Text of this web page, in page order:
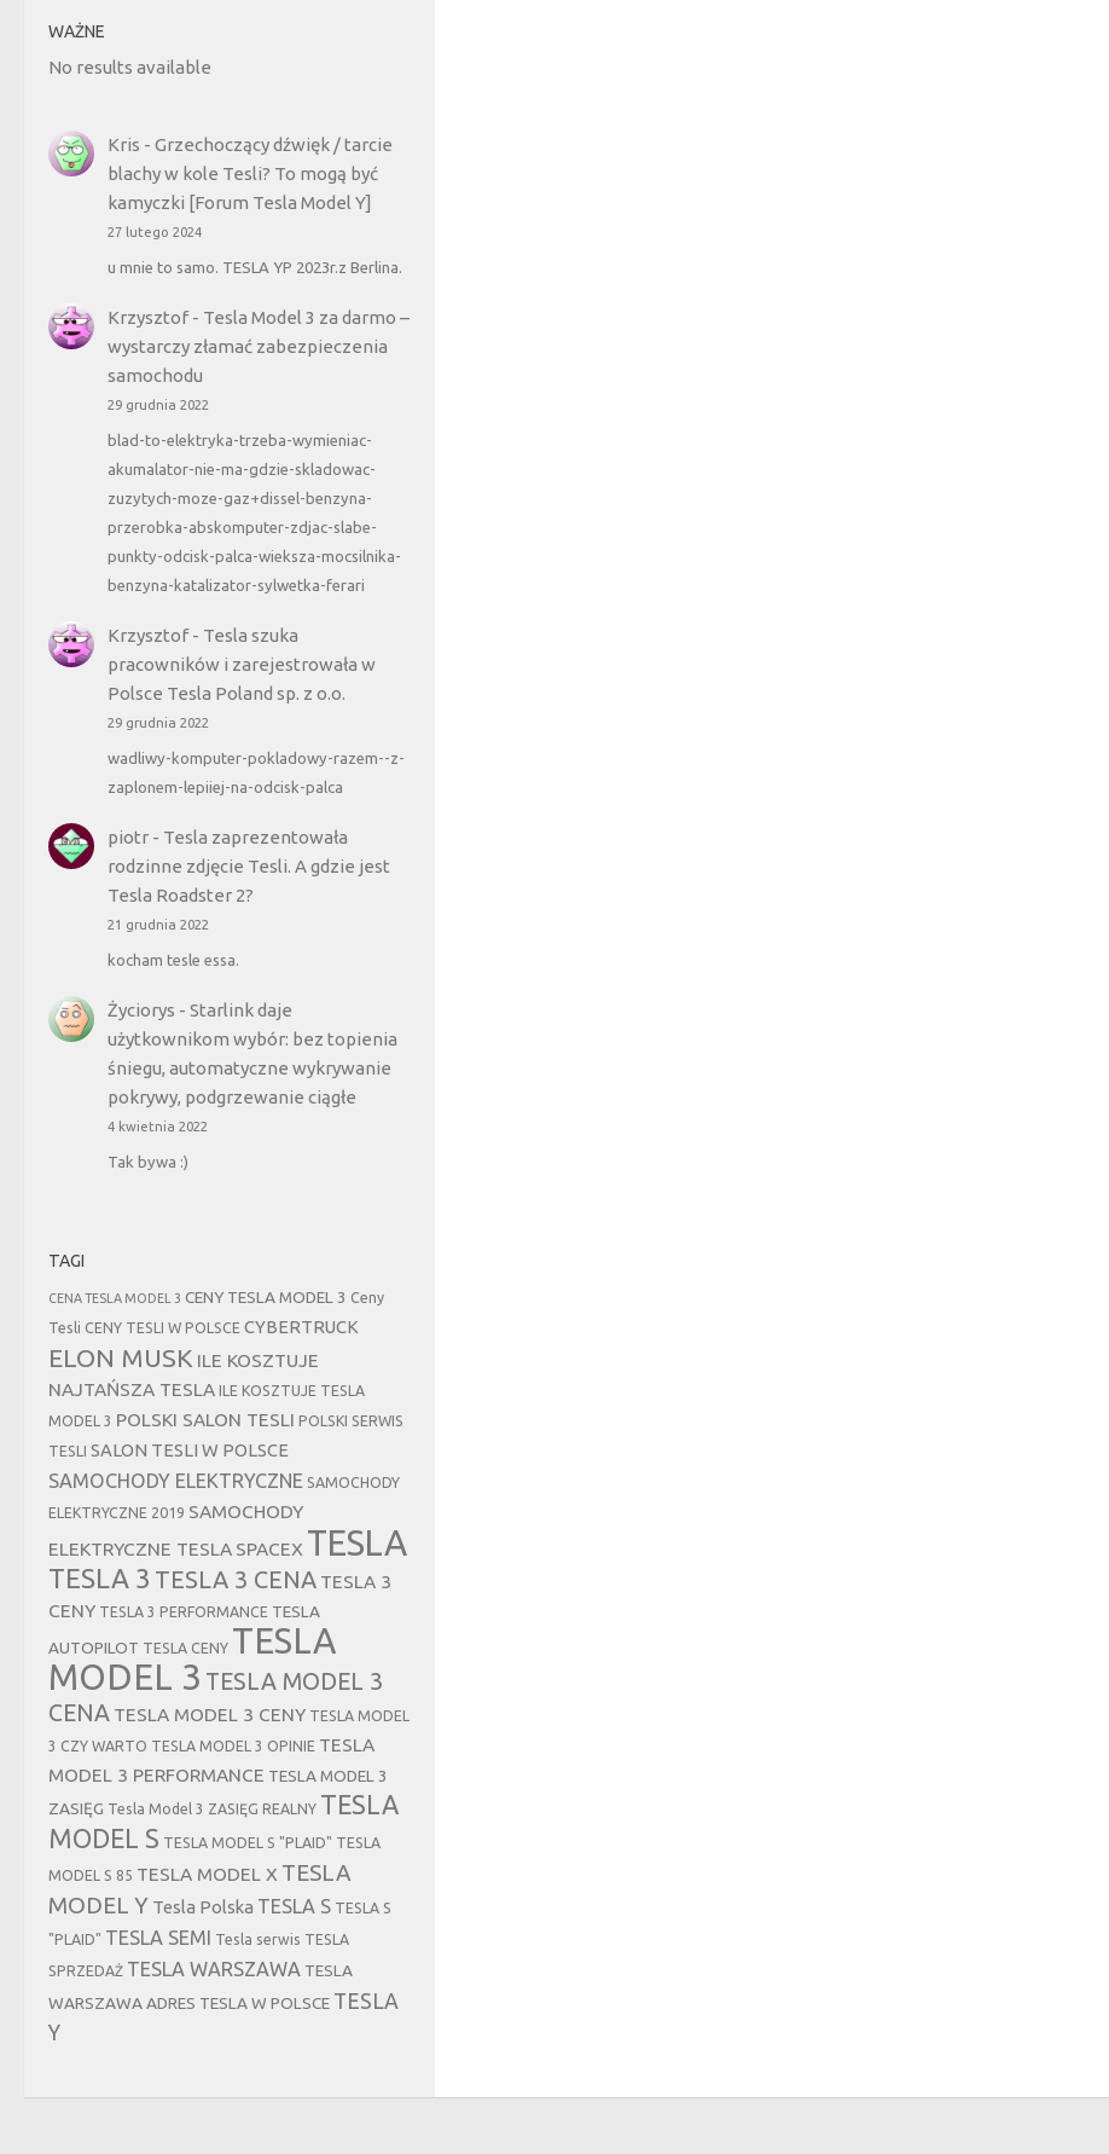
WAŻNE
No results available
Kris - Grzechoczący dźwięk / tarcie
blachy w kole Tesli? To mogą być
kamyczki [Forum Tesla Model Y]
27 lutego 2024
u mnie to samo. TESLA YP 2023r.z Berlina.
Krzysztof- Tesla Model 3 za darmo –
wystarczy złamać zabezpieczenia
samochodu
29 grudnia 2022
blad-to-elektryka-trzeba-wymieniac-
akumalator-nie-ma-gdzie-skladowac-
zuzytych-moze-gaz+dissel-benzyna-
przerobka-abskomputer-zdjac-slabe-
punkty-odcisk-palca-wieksza-mocsilnika-
benzyna-katalizator-sylwetka-ferari
Krzysztof- Tesla szuka
pracowników i zarejestrowała w
Polsce Tesla Poland sp. z o.o.
29 grudnia 2022
wadliwy-komputer-pokladowy-razem--z-
zaplonem-lepiiej-na-odcisk-palca
piotr- Tesla zaprezentowała
rodzinne zdjęcie Tesli. A gdzie jest
Tesla Roadster 2?
21 grudnia 2022
kocham tesle essa.
Życiorys - Starlink daje
użytkownikom wybór: bez topienia
śniegu, automatyczne wykrywanie
pokrywy, podgrzewanie ciągłe
4 kwietnia 2022
Tak bywa :)
TAGI
CENA TESLA MODEL 3 CENY TESLA MODEL 3 Ceny
Tesli CENY TESLI W POLSCE CYBERTRUCK
ELON MUSK ILE KOSZTUJE
NAJTAŃSZA TESLA
ILE KOSZTUJE TESLA
MODEL 3 POLSKI SALON TESLI POLSKI SERWIS
TESLI
SALON TESLI W POLSCE
SAMOCHODY ELEKTRYCZNE SAMOCHODY
ELEKTRYCZNE 2019 SAMOCHODY
ELEKTRYCZNE TESLA SPACEX TESLA
TESLA 3 TESLA 3 CENA TESLA 3
CENY TESLA 3 PERFORMANCE TESLA
AUTOPILOT TESLA CENY TESLA
MODEL 3 TESLA MODEL 3
CENA TESLA MODEL 3 CENY TESLA MODEL
3 CZY WARTO TESLA MODEL 3 OPINIE TESLA
MODEL 3 PERFORMANCE TESLA MODEL 3
ZASIĘG Tesla Model 3 ZASIĘG REALNY TESLA
MODEL S TESLA MODEL S "PLAID" TESLA
MODEL S 85 TESLA MODEL X TESLA
MODEL Y Tesla Polska TESLA S TESLA S
"PLAID" TESLA SEMI Tesla serwis TESLA
SPRZEDAŻ TESLA WARSZAWA TESLA
WARSZAWA ADRES TESLA W POLSCE TESLA
Y